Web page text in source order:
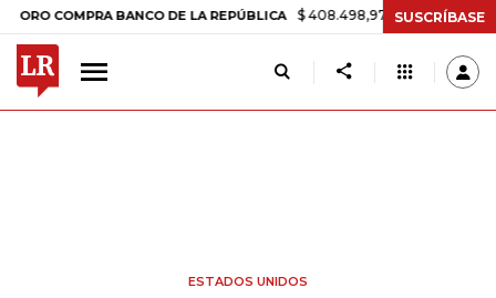
BANCO DE LA REPÚBLICA $ 408.498,97 +$ 8.753,81 +2,19%
SUSCRÍBASE
ESTADOS UNIDOS